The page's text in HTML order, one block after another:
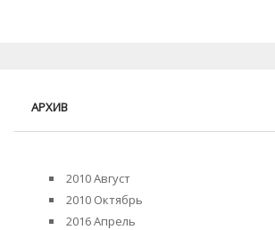
АРХИВ
2010 Август
2010 Октябрь
2016 Апрель